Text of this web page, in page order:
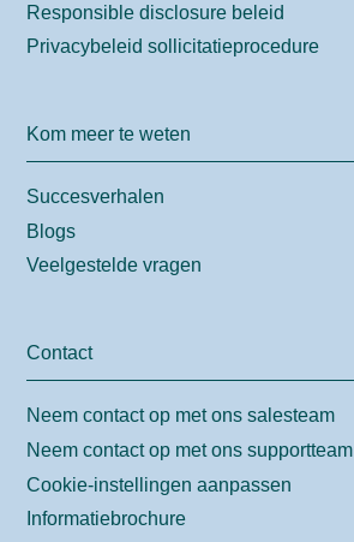
Responsible disclosure beleid
Privacybeleid sollicitatieprocedure
Kom meer te weten
Succesverhalen
Blogs
Veelgestelde vragen
Contact
Neem contact op met ons salesteam
Neem contact op met ons supportteam
Cookie-instellingen aanpassen
Informatiebrochure